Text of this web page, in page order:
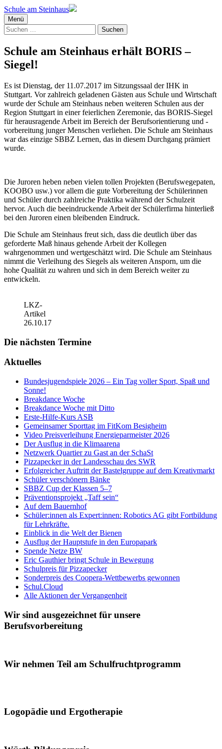
Schule am Steinhaus
Menü
Suchen
nach:
Schule am Steinhaus erhält BORIS –
Siegel!
Es ist Dienstag, der 11.07.2017 im Sitzungssaal der IHK in
Stuttgart. Vor zahlreich geladenen Gästen aus Schule und Wirtschaft
wurde der Schule am Steinhaus neben weiteren Schulen aus der
Region Stuttgart in einer feierlichen Zeremonie, das BORIS-Siegel
für herausragende Arbeit im Bereich der Berufsorientierung und -
vorbereitung junger Menschen verliehen. Die Schule am Steinhaus
war das einzige SBBZ Lernen, das in diesem Durchgang prämiert
wurde.
Die Juroren heben neben vielen tollen Projekten (Berufswegepaten,
KOOBO usw.) vor allem die gute Vorbereitung der Schülerinnen
und Schüler durch zahlreiche Praktika während der Schulzeit
hervor. Auch die beeindruckende Arbeit der Schülerfirma hinterließ
bei den Juroren einen bleibenden Eindruck.
Die Schule am Steinhaus freut sich, dass die deutlich über das
geforderte Maß hinaus gehende Arbeit der Kollegen
wahrgenommen und wertgeschätzt wird. Die Schule am Steinhaus
nimmt die Verleihung des Siegels als weiteren Ansporn, um die
hohe Qualität zu wahren und sich in dem Bereich weiter zu
entwickeln.
LKZ-
Artikel
26.10.17
Die nächsten Termine
Aktuelles
Bundesjugendspiele 2026 – Ein Tag voller Sport, Spaß und
Sonne!
Breakdance Woche
Breakdance Woche mit Ditto
Erste-Hilfe-Kurs ASB
Gemeinsamer Sporttag im FitKom Besigheim
Video Preisverleihung Energieparmeister 2026
Der Ausflug in die Klimaarena
Netzwerk Quartier zu Gast an der SchaSt
Pizzapecker in der Landesschau des SWR
Erfolgreicher Auftritt der Bastelgruppe auf dem Kreativmarkt
Schüler verschönern Bänke
SBBZ Cup der Klassen 5–7
Präventionsprojekt „Taff sein“
Auf dem Bauernhof
Schüler:innen als Expert:innen: Robotics AG gibt Fortbildung
für Lehrkräfte.
Einblick in die Welt der Bienen
Ausflug der Hauptstufe in den Europapark
Spende Netze BW
Eric Gauthier bringt Schule in Bewegung
Schulpreis für Pizzapecker
Sonderpreis des Coopera-Wettbewerbs gewonnen
Schul.Cloud
Alle Aktionen der Vergangenheit
Wir sind ausgezeichnet für unsere
Berufsvorbereitung
Wir nehmen Teil am Schulfruchtprogramm
Logopädie und Ergotherapie